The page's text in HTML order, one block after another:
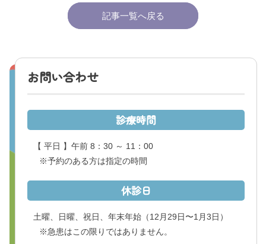
記事一覧へ戻る
お問い合わせ
診療時間
【 平日 】午前 8：30 ～ 11：00
※予約のある方は指定の時間
休診日
土曜、日曜、祝日、年末年始 （12月29日〜1月3日）
※急患はこの限りではありません。